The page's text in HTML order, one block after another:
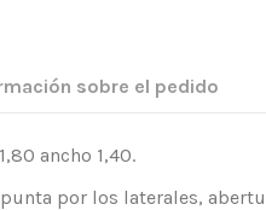
sobre el pedido
ancho 1,40.
por los laterales,